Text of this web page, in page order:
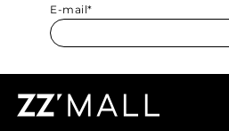
E-mail*